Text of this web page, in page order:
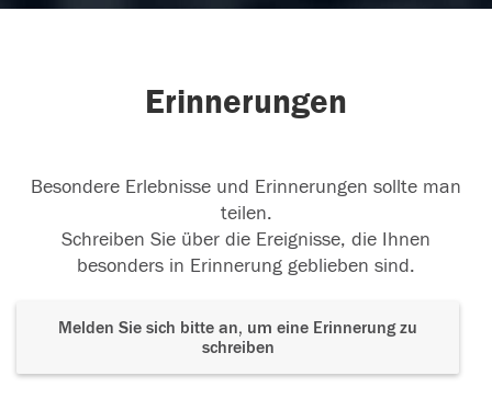
Erinnerungen
Besondere Erlebnisse und Erinnerungen sollte man
teilen.
Schreiben Sie über die Ereignisse, die Ihnen
besonders in Erinnerung geblieben sind.
Melden Sie sich bitte an, um eine Erinnerung zu
schreiben